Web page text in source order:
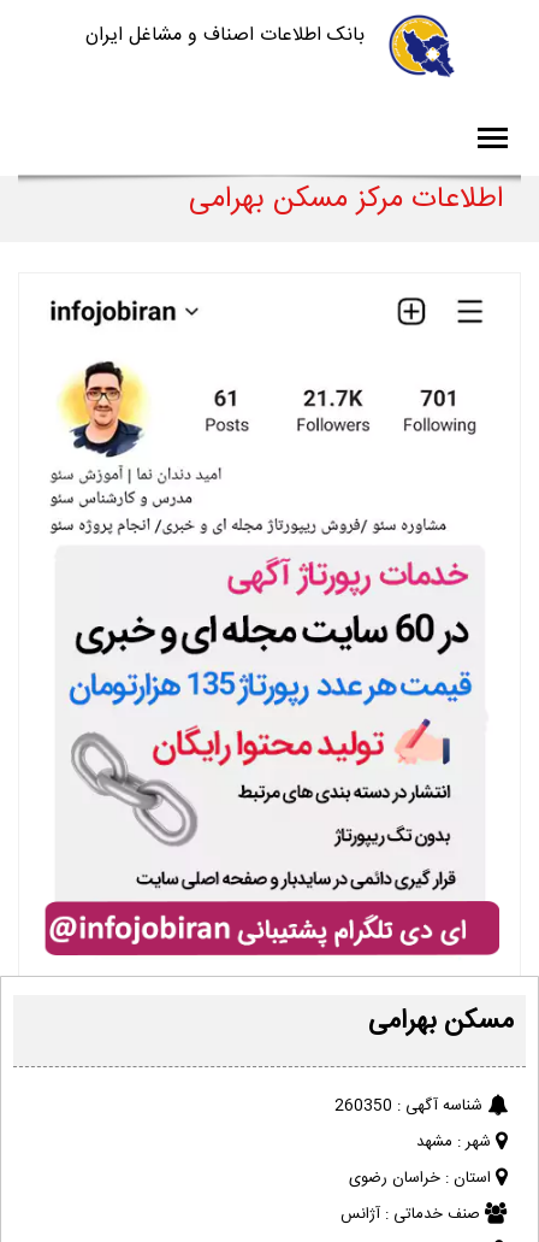
بانک اطلاعات اصناف و مشاغل ایران
اطلاعات مرکز مسکن بهرامی
مسکن بهرامی
شناسه آگهی : 260350
شهر : مشهد
استان : خراسان رضوی
صنف خدماتی : آژانس